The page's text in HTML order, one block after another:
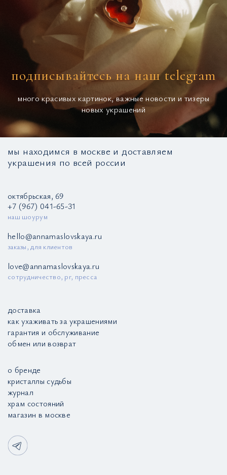
подписывайтесь на наш telegram
много красивых картинок, важные новости и тизеры
новых украшений
мы находимся в москве и доставляем
украшения по всей россии
октябрьская, 69
+7 (967) 041-65-31
наш шоурум
hello@annamaslovskaya.ru
заказы, для клиентов
love@annamaslovskaya.ru
сотрудничество, pr, пресса
доставка
как ухаживать за украшениями
гарантия и обслуживание
обмен или возврат
о бренде
кристаллы судьбы
журнал
храм состояний
магазин в москве